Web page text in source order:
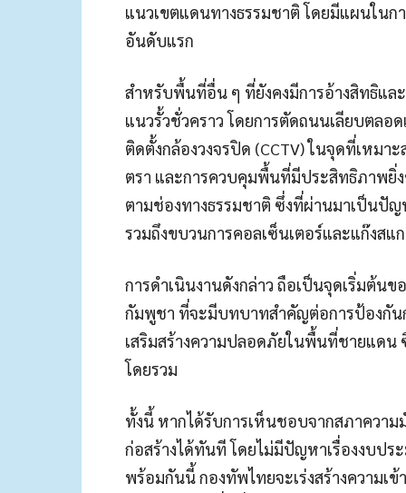
แนวเขตแดนทางธรรมชาติ โดยมีแผนในก
อันดับแรก
สำหรับพื้นที่อื่น ๆ ที่ยังคงมีการอ้างสิทธิแล
แนวรั้วชั่วคราว โดยการตัดถนนเลียบตล
ติดตั้งกล้องวงจรปิด (CCTV) ในจุดที่เหมา
ตรา และการควบคุมพื้นที่มีประสิทธิภาพยิ่
ตามช่องทางธรรมชาติ ซึ่งที่ผ่านมาเป็นปั
รวมถึงขบวนการคอลเซ็นเตอร์และแก๊งสแ
การดำเนินงานดังกล่าว ถือเป็นจุดเริ่มต้น
กัมพูชา ที่จะมีบทบาทสำคัญต่อการป้องกัน
เสริมสร้างความปลอดภัยในพื้นที่ชายแด
โดยรวม
ทั้งนี้ หากได้รับการเห็นชอบจากสภาควา
ก่อสร้างได้ทันที โดยไม่มีปัญหาเรื่องงบป
พร้อมกันนี้ กองทัพไทยจะเร่งสร้างความ